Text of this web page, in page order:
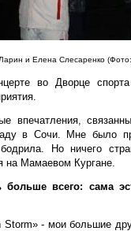
и Елена Слесаренко
во Дворце
впечатления,
в Сочи. Мне было
Но ничего
на Мамаевом Кургане.
всего: сама
Storm» - мои большие